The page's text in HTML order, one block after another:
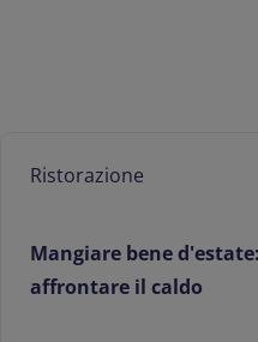
Ristorazione
Mangiare bene
affrontare il caldo